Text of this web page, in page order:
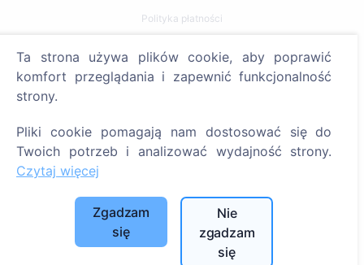
Polityka płatności
Szukaj
Szukaj cmentarzy
SIA "CEMETY", LV40103618951
Ta strona używa plików cookie, aby poprawić
komfort przeglądania i zapewnić funkcjonalność
strony.
Pliki cookie pomagają nam dostosować się do
Twoich potrzeb i analizować wydajność strony.
Czytaj więcej
Zgadzam
się
Nie
zgadzam
się